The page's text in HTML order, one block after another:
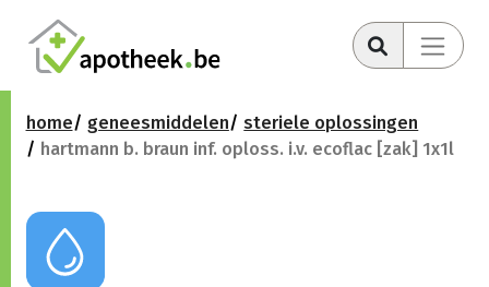
home geneesmiddelen
steriele oplossingen
hartmann b. braun inf. oploss. i.v. ecoflac [zak] 1x1l